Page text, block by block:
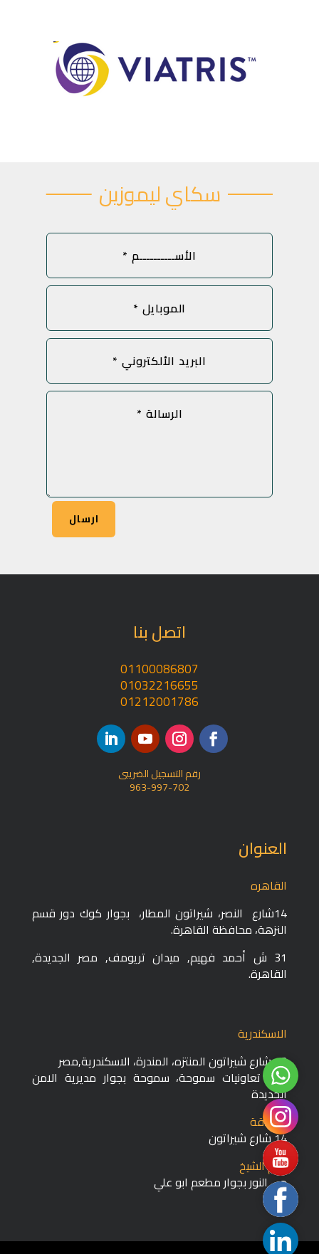
سكاي لیموزین
ارسال
اتصل بنا
01100086807
01032216655
01212001786
رقم التسجيل الضريبى
963-997-702
العنوان
القاهره
14شارع النصر، شيراتون المطار، بجوار كوك دور قسم
النزهة، محافظة القاهرة‬.
31 ش أحمد فهيم, ميدان تريومف,
مصر الجديدة,
القاهرة.
الاسكندرية
13 شارع شيراتون المنتزه، المندرة، الاسكندرية,مصر
120 تعاونيات سموحة، سموحة بجوار مديرية الامن
الجديدة
الغردقة
14 شارع شيراتون
شرم الشيخ
حي النور بجوار مطعم ابو علي
WhatsApp
Instagram
Custom
Link
Custom
Link
Linkedin